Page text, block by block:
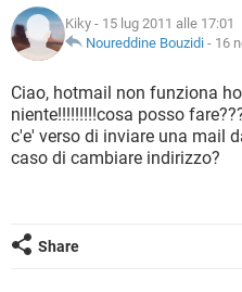
TIKTOK
HARDWARE
INSTAGRAM
TIKTOK
HARDWARE
INTRATTENIMENTO
iOS
INSTAGRAM
TIKTOK
HARDWARE
COVID-19
INTRATTENIMENTO
iOS
INSTAGRAM
GLOSSARIO
COVID-19
INTRATTENIMENTO
iOS
TIKTOK
Kiky - 15 lug 2011 alle 17:01
Noureddine Bouzidi - 16
Ciao, hotmail non funziona
niente!!!!!!!!!cosa posso
c'e' verso di inviare una mail
caso di cambiare indirizzo?
Share